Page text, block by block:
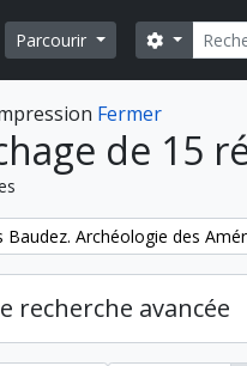
Parcourir Search
Fermer
de 15
Baudez. Archéologie des
recherche avancée